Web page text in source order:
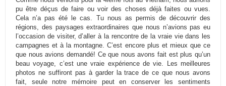
pu être déçus de faire ou voir des choses déjà faites ou vues.
Cela n’a pas été le cas. Tu nous as permis de découvrir des
régions, des paysages extraordinaires que nous n’avions pas eu
l’occasion de visiter, d’aller à la rencontre de la vraie vie dans les
campagnes et à la montagne. C’est encore plus et mieux que ce
que nous avions demandé! Ce que nous avons fait est plus qu’un
beau voyage, c’est une vraie expérience de vie. Les meilleures
photos ne suffiront pas à garder la trace de ce que nous avons
fait, seule notre mémoire peut en conserver les sentiments